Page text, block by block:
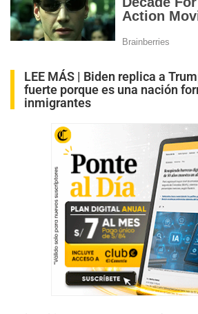
LEE MÁS | Biden replica a
fuerte porque es una nación
inmigrantes